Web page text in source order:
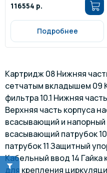
116554 р.
Подробнее
Картридж 08 Нижняя
сетчатым вкладышем 09
фильтра 10.1 Нижняя
Верхняя часть корпуса
всасывающий и напорный
всасывающий патрубок
патрубок 11 Защитный
Кабельный ввод 14 Гайка
для крепления